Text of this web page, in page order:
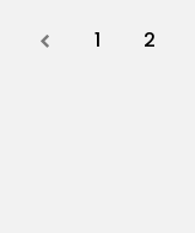
Previous
1 2